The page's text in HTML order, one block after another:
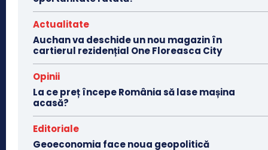
Actualitate
Auchan va deschide un nou magazin în
cartierul rezidențial One Floreasca City
Opinii
La ce preț începe România să lase mașina
acasă?
Editoriale
Geoeconomia face noua geopolitică